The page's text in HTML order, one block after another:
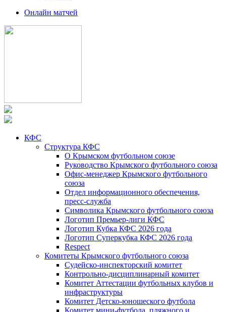
Онлайн матчей
КФС
Структура КФС
О Крымском футбольном союзе
Руководство Крымского футбольного союза
Офис-менеджер Крымского футбольного
союза
Отдел информационного обеспечения,
пресс-служба
Символика Крымского футбольного союза
Логотип Премьер-лиги КФС
Логотип Кубка КФС 2026 года
Логотип Суперкубка КФС 2026 года
Respect
Комитеты Крымского футбольного союза
Судейско-инспекторский комитет
Контрольно-дисциплинарный комитет
Комитет Аттестации футбольных клубов и
инфраструктуры
Комитет Детско-юношеского футбола
Комитет мини-футбола, пляжного и